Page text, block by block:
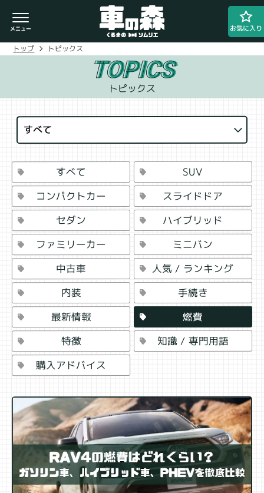
お気に入り
車検・整備のお問い合わせ
0800-080-1777
ご希望の店舗をタップしてください。
車の森
なかもず店 0800-830-3347
閉じる
トップ トピックス
TOPICS
トピックス
すべて
すべて SUV
コンパクトカー スライドドア
セダン ハイブリッド
ファミリーカー ミニバン
中古車 人気 / ランキング
内装 手続き
最新情報 燃費
特徴 知識 / 専門用語
購入アドバイス